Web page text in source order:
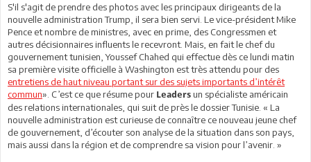
S'il s'agit de prendre des photos avec les principaux dirigeants de la
nouvelle administration Trump, il sera bien servi. Le vice-président Mike
Pence et nombre de ministres, avec en prime, des Congressmen et
autres décisionnaires influents le recevront. Mais, en fait le chef du
gouvernement tunisien, Youssef Chahed qui effectue dès ce lundi matin
sa première visite officielle à Washington est très attendu pour des
entretiens de haut niveau portant sur des sujets importants d’intérêt
commun». C’est ce que résume pour Leaders un spécialiste américain
des relations internationales, qui suit de près le dossier Tunisie. « La
nouvelle administration est curieuse de connaître ce nouveau jeune chef
de gouvernement, d’écouter son analyse de la situation dans son pays,
mais aussi dans la région et de comprendre sa vision pour l’avenir. »